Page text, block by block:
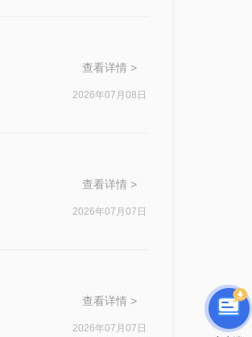
查看详情 >
2026年07月08日
查看详情 >
2026年07月07日
查看详情 >
2026年07月07日